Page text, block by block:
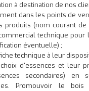
à destination de nos
dans les points de
produits (nom courant
technique pour
éventuelle) ;
technique à leur
d'essences et leur
secondaires) en
Promouvoir le bois